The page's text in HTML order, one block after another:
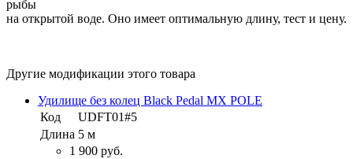
рыбы
на открытой воде. Оно имеет оптимальную длину, тест и цену.
Другие модификации этого товара
Удилище без колец Black Pedal MX POLE
Код
UDFT01#5
Длина 5 м
1 900 руб.